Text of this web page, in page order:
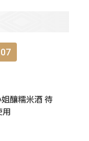
釀糯米酒 待
用